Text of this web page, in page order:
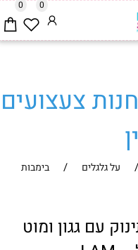
0 0
צעצועים
/ על גלגלים /
בימבות
עם גגון ומוט